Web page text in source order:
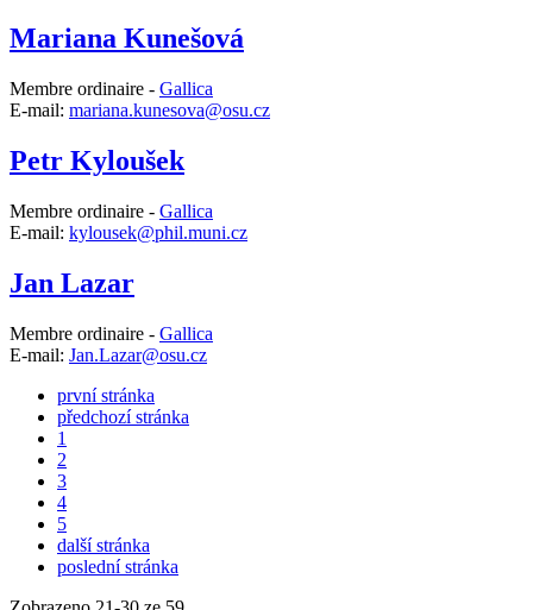
Mariana Kunešová
Membre ordinaire - Gallica
E-mail: mariana.kunesova@osu.cz
Petr Kyloušek
Membre ordinaire - Gallica
E-mail: kylousek@phil.muni.cz
Jan Lazar
Membre ordinaire - Gallica
E-mail: Jan.Lazar@osu.cz
první stránka
předchozí stránka
1
2
3
4
5
další stránka
poslední stránka